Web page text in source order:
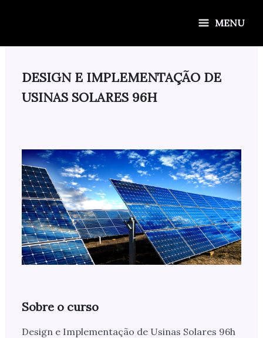
MENU
DESIGN E IMPLEMENTAÇÃO DE
USINAS SOLARES 96H
Sobre o curso
Design e Implementação de Usinas Solares 96h